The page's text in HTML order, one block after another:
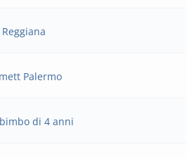
Palermo
di 4 anni